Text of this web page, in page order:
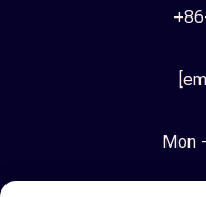
Mon